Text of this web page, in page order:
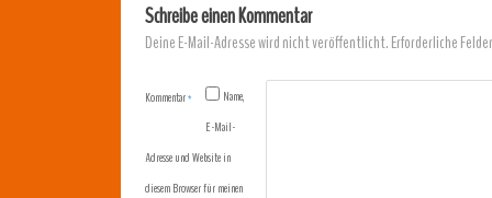
Schreibe einen Kommentar
Deine E-Mail-Adresse wird nicht veröffentlicht.Erforderliche
Kommentar*
Name,
E-Mail-
Adresse und Website in
diesem Browser für meinen